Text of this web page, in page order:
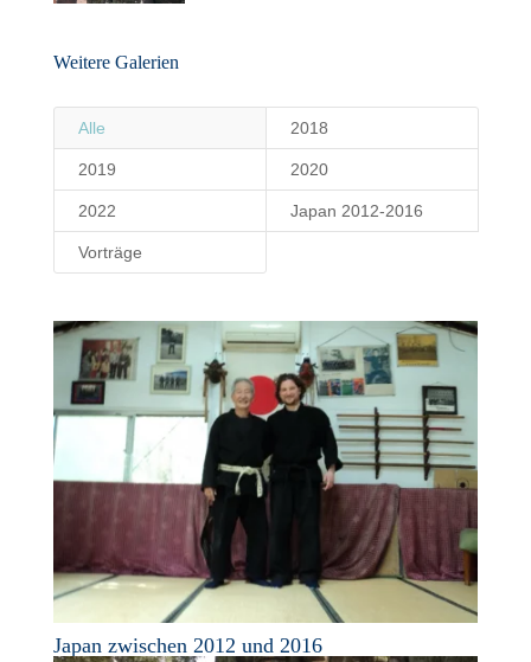
Weitere Galerien
Alle 2018
2019 2020
2022 Japan 2012-2016
Vorträge
Japan zwischen 2012 und 2016